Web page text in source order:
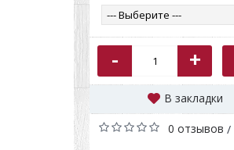
- +
В закладки
0 отзывов /